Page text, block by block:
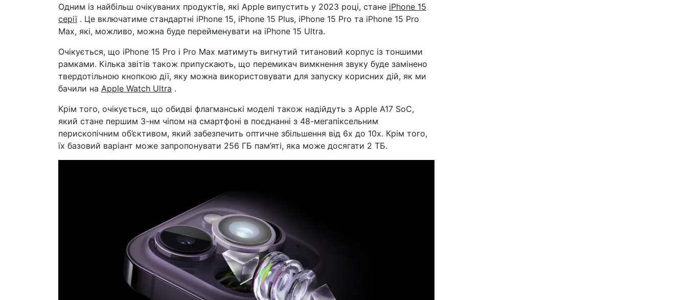
Одним із найбільш очікуваних продуктів, які Apple випустить у 2023 році, стане iPhone 15
серії. Це включатиме стандартні iPhone 15, iPhone 15 Plus, iPhone 15 Pro та iPhone 15 Pro
Max, які, можливо, можна буде перейменувати на iPhone 15 Ultra.
Очікується, що iPhone 15 Pro і Pro Max матимуть вигнутий титановий корпус із тоншими
рамками. Кілька звітів також припускають, що перемикач вимкнення звуку буде замінено
твердотільною кнопкою дії, яку можна використовувати для запуску корисних дій, як ми
бачили на Apple Watch Ultra .
Крім того, очікується, що обидві флагманські моделі також надійдуть з Apple A17 SoC,
який стане першим 3-нм чіпом на смартфоні в поєднанні з 48-мегапіксельним
перископічним об’єктивом, який забезпечить оптичне збільшення від 6x до 10x. Крім того,
їх базовий варіант може запропонувати 256 ГБ пам’яті, яка може досягати 2 ТБ.